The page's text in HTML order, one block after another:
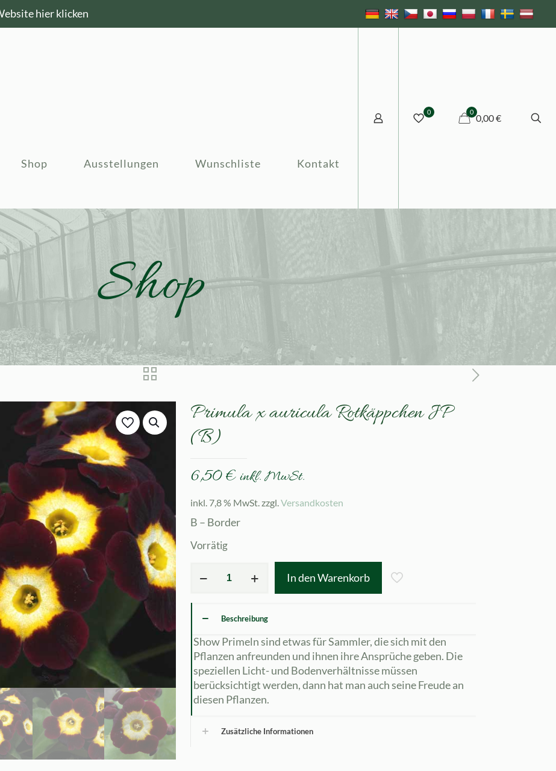
hier klicken
Shop Ausstellungen Wunschliste Kontakt
0 0
0,00 €
Shop
Primula x auricula Rotkäppchen JP
(B)
6,50€ inkl. MwSt.
inkl. 7,8 % MwSt.zzgl.Versandkosten
B – Border
Vorrätig
Rotkäppchen
(B)
Menge
In den Warenkorb
Beschreibung
Show Primeln sind etwas für Sammler, die sich mit den
Pflanzen anfreunden und ihnen ihre Ansprüche geben. Die
speziellen Licht- und Bodenverhältnisse müssen
berücksichtigt werden, dann hat man auch seine Freude an
diesen Pflanzen.
Zusätzliche Informationen